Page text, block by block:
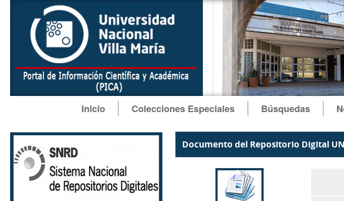
Inicio Colecciones Especiales Búsquedas
Documento del Repositorio Digital